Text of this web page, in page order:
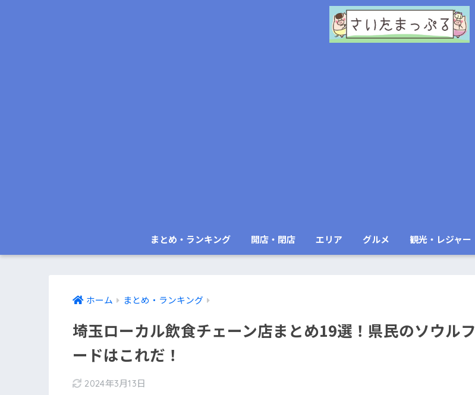
まとめ・ランキング 開店・閉店 エリア グルメ 観光・レジャー
ホーム まとめ・ランキング
埼玉ローカル飲食チェーン店まとめ19選！県民のソウルフ
ードはこれだ！
2024年3月13日